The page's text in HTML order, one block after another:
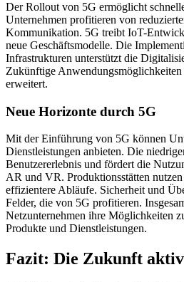
Der Rollout von 5G ermöglicht
Unternehmen profitieren von
Kommunikation. 5G treibt IoT-
neue Geschäftsmodelle. Die
Infrastrukturen unterstützt die
Zukünftige
erweitert.
Neue Horizonte durch 5G
Mit der Einführung von 5G können
Dienstleistungen anbieten. Die
Benutzererlebnis und fördert die
AR und VR. Produktionsstätten
effizientere Abläufe. Sicherheit und
Felder, die von 5G profitieren.
Netzunternehmen ihre Möglichkeiten
Produkte und Dienstleistungen.
Fazit: Die Zukunft